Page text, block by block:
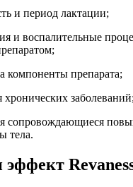
и период лактации;
и воспалительные
компоненты препарата;
хронических заболеваний;
сопровождающиеся
тела.
эффект